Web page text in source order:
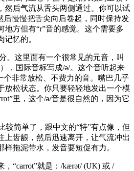
然后气流从舌头两侧通过。你可以试
后慢慢把舌尖向后卷起，同时保持发
地方但有“r”音的感觉。这个需要多
忆的。
。这里面有一个很常见的元音，叫
，国际音标写成/ə/。这个音听起来
个非常放松、不费力的音。嘴巴几乎
放松状态。你只要轻轻地发出一个模
里，这个/ə/音是很自然的，因为它
较简单了，跟中文的“特”有点像，但
上齿龈，然后迅速离开，让气流冲出
拖泥带水，发音要短促有力。
“carrot”就是：/kærət/ (UK) 或 /